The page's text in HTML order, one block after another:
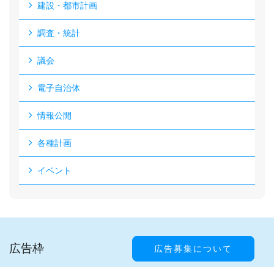
建設・都市計画
調査・統計
議会
電子自治体
情報公開
各種計画
イベント
広告枠 広告募集について